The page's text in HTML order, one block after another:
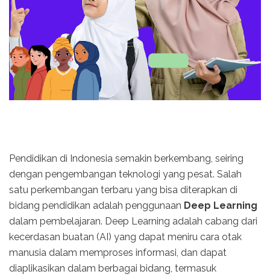
Pendidikan di Indonesia semakin berkembang, seiring
dengan pengembangan teknologi yang pesat. Salah
satu perkembangan terbaru yang bisa diterapkan di
bidang pendidikan adalah penggunaan Deep Learning
dalam pembelajaran. Deep Learning adalah cabang dari
kecerdasan buatan (AI) yang dapat meniru cara otak
manusia dalam memproses informasi, dan dapat
diaplikasikan dalam berbagai bidang, termasuk